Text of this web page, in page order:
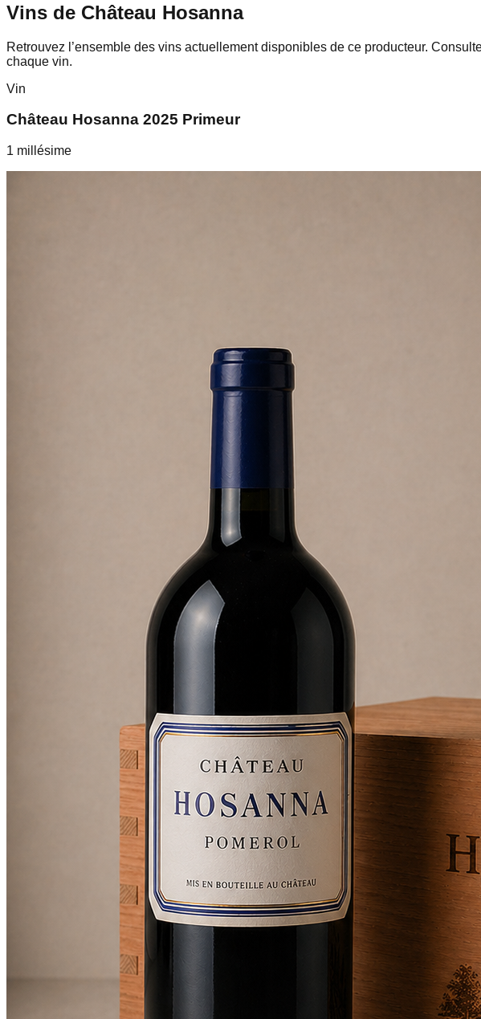
Vins de Château Hosanna
Retrouvez l’ensemble des vins actuellement disponibles de ce producteur.
chaque vin.
Vin
Château Hosanna 2025 Primeur
1 millésime